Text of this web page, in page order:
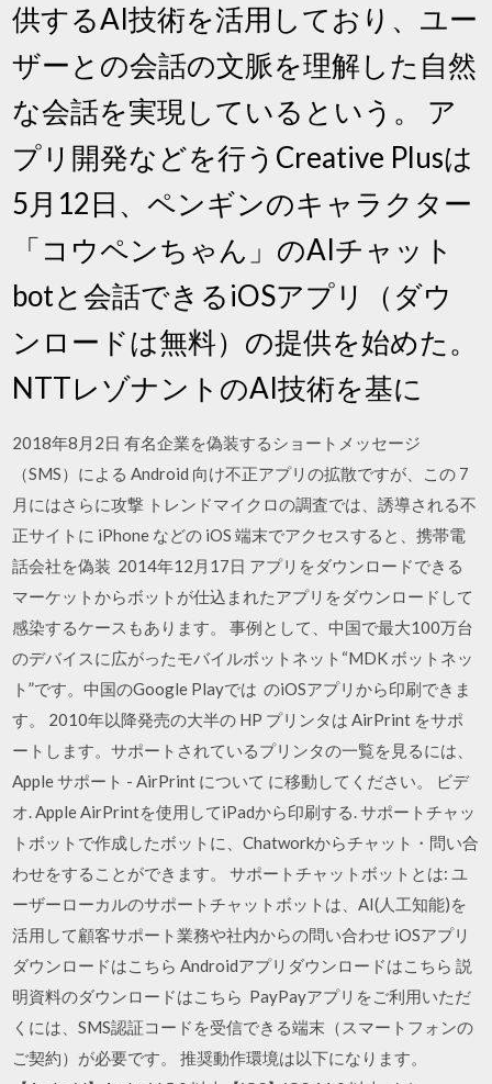
供するAI技術を活用しており、ユー
ザーとの会話の文脈を理解した自然
な会話を実現しているという。 ア
プリ開発などを行うCreative Plusは
5月12日、ペンギンのキャラクター
「コウペンちゃん」のAIチャット
botと会話できるiOSアプリ（ダウ
ンロードは無料）の提供を始めた。
NTTレゾナントのAI技術を基に
2018年8月2日 有名企業を偽装するショートメッセージ
（SMS）による Android 向け不正アプリの拡散ですが、この 7
月にはさらに攻撃 トレンドマイクロの調査では、誘導される不
正サイトに iPhone などの iOS 端末でアクセスすると、携帯電
話会社を偽装 2014年12月17日 アプリをダウンロードできる
マーケットからボットが仕込まれたアプリをダウンロードして
感染するケースもあります。 事例として、中国で最大100万台
のデバイスに広がったモバイルボットネット“MDK ボットネッ
ト”です。中国のGoogle Playでは のiOSアプリから印刷できま
す。 2010年以降発売の大半の HP プリンタは AirPrint をサポ
ートします。サポートされているプリンタの一覧を見るには、
Apple サポート - AirPrint について に移動してください。 ビデ
オ. Apple AirPrintを使用してiPadから印刷する. サポートチャッ
トボットで作成したボットに、Chatworkからチャット・問い合
わせをすることができます。 サポートチャットボットとは: ユ
ーザーローカルのサポートチャットボットは、AI(人工知能)を
活用して顧客サポート業務や社内からの問い合わせ iOSアプリ
ダウンロードはこちら Androidアプリダウンロードはこちら 説
明資料のダウンロードはこちら PayPayアプリをご利用いただ
くには、SMS認証コードを受信できる端末（スマートフォンの
ご契約）が必要です。 推奨動作環境は以下になります。